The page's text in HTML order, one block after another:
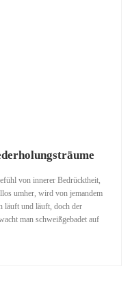
von innerer Bedrücktheit,
umher, wird von jemandem
läuft und läuft, doch der
man schweißgebadet auf